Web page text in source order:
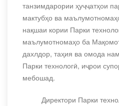
танзимдарории ҳуҷҷатҳои
мактубҳо ва
нақшаи кории Парки
маълумотномаҳо ба
дахлдор, таҳия ва омода
Парки технологӣ, иҷрои
мебошад.
Директори Парки